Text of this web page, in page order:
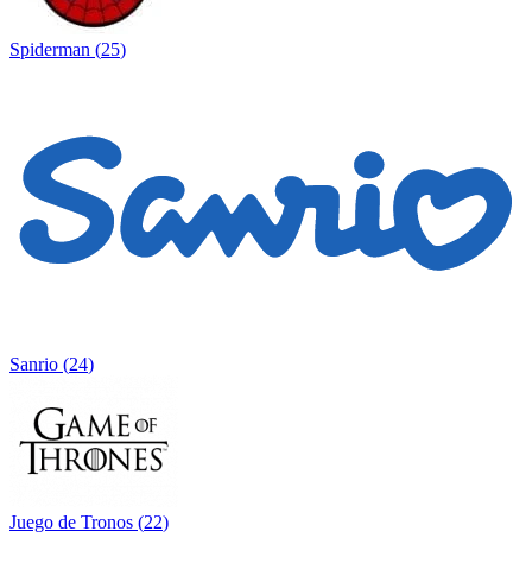
Spiderman (25)
Sanrio (24)
Juego de Tronos (22)